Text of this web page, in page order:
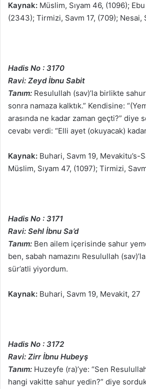
Kaynak: Müslim, Sıyam 46, (1096);
(2343); Tirmizi, Savm 17, (709); Nesai,
Hadis No : 3170
Ravi: Zeyd İbnu Sabit
Tanım: Resulullah (sav)’la birlikte
sonra namaza kalktık.” Kendisine:
arasında ne kadar zaman geçti?” diye
cevabı verdi: “Elli ayet (okuyacak)
Kaynak: Buhari, Savm 19, Mevakitu’s-
Müslim, Sıyam 47, (1097); Tirmizi,
Hadis No : 3171
Ravi: Sehl İbnu Sa’d
Tanım: Ben ailem içerisinde sahur
ben, sabah namazını Resulullah
sür’atli yiyordum.
Kaynak: Buhari, Savm 19, Mevakit, 27
Hadis No : 3172
Ravi: Zirr İbnu Hubeyş
Tanım: Huzeyfe (ra)’ye: “Sen
hangi vakitte sahur yedin?” diye